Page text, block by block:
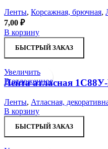
Ленты, Корсажная, брючная,
7,00 ₽
В корзину
БЫСТРЫЙ ЗАКАЗ
Увеличить
В отложенное
Лента атласная
Ленты, Атласная,
В корзину
БЫСТРЫЙ ЗАКАЗ